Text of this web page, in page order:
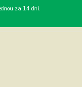
za 14 dní.